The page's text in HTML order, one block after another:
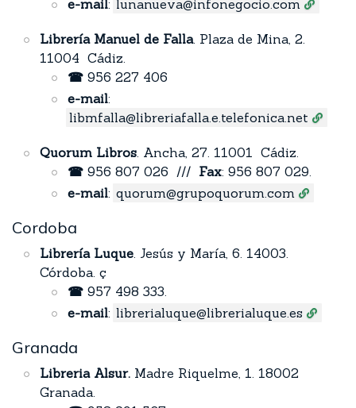
e-mail: lunanueva@infonegocio.com
Librería Manuel de Falla. Plaza de Mina, 2.
11004 Cádiz.
☎ 956 227 406
e-mail:
libmfalla@libreriafalla.e.telefonica.net
Quorum Libros. Ancha, 27. 11001 Cádiz.
☎ 956 807 026 /// Fax: 956 807 029.
e-mail: quorum@grupoquorum.com
Cordoba
Librería Luque. Jesús y María, 6. 14003.
Córdoba. ç
☎ 957 498 333.
e-mail: librerialuque@librerialuque.es
Granada
Libreria Alsur. Madre Riquelme, 1. 18002
Granada.